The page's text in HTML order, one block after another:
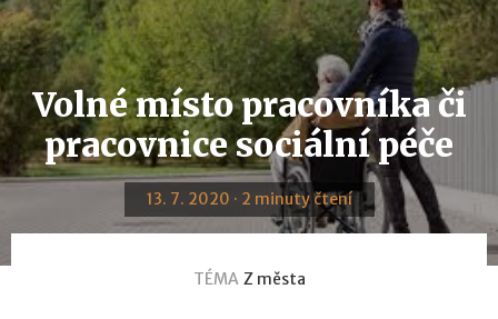
Volné místo pracovníka či
pracovnice sociální péče
13. 7. 2020 · 2 minuty čtení
TÉMA Z města